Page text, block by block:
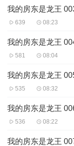
台传播，违者将追究
3 、如在充值／购买
面分享至微信内使用
服：
第一步：您可在喜马拉
APP】公众号，通过
服；
838-5616
我的房东是龙王
639 08:23
我的房东是龙王
581 08:04
我的房东是龙王
535 08:32
我的房东是龙王
536 08:22
我的房东是龙王